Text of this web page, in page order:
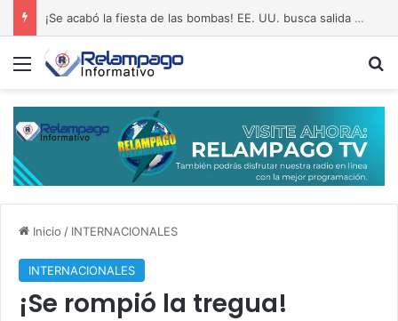
¡Se acabó la fiesta de las bombas! EE. UU. busca salida al pantano de Irán
Menú
Inicio / INTERNACIONALES
INTERNACIONALES
¡Se rompió la tregua!